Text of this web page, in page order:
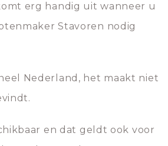
erg handig uit wanneer u
Stavoren nodig
Nederland, het maakt niet
en dat geldt ook voor